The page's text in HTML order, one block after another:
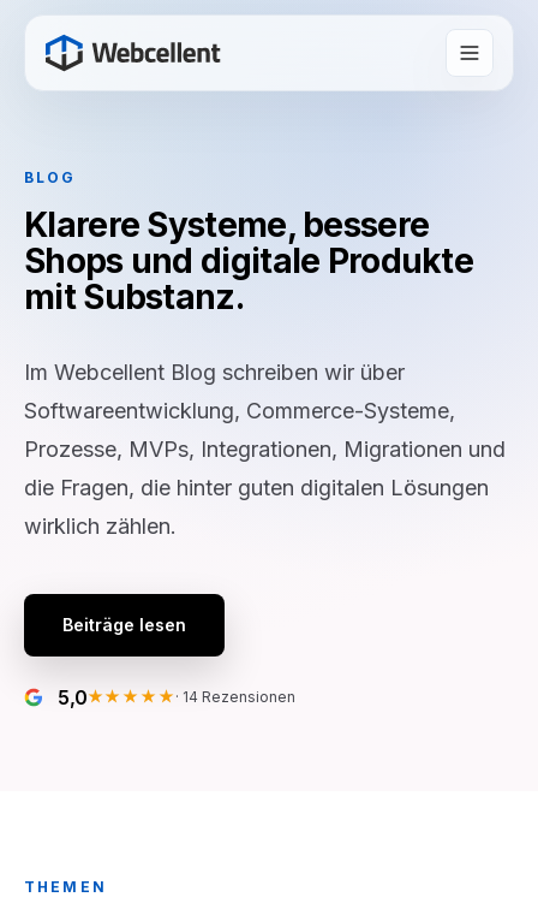
BLOG
Klarere Systeme, bessere
Shops und digitale Produkte
mit Substanz.
Im Webcellent Blog schreiben wir über
Softwareentwicklung, Commerce-Systeme,
Prozesse, MVPs, Integrationen, Migrationen und
die Fragen, die hinter guten digitalen Lösungen
wirklich zählen.
Beiträge lesen
5,0★★★★★ · 14 Rezensionen
THEMEN